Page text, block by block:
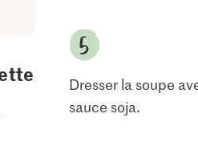
Dresser la soupe
sauce soja.